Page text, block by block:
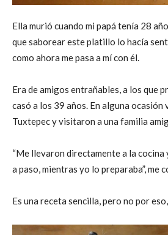
Ella murió cuando mi papá tenía 28
que saborear este platillo lo hacía
como ahora me pasa a mí con él.
Era de amigos entrañables, a los que
casó a los 39 años. En alguna ocasión
Tuxtepec y visitaron a una familia
“Me llevaron directamente a la cocina
a paso, mientras yo lo preparaba”, me
Es una receta sencilla, pero no por